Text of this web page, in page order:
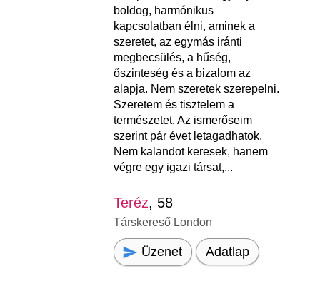
boldog, harmónikus
kapcsolatban élni, aminek a
szeretet, az egymás iránti
megbecsülés, a hűség,
őszinteség és a bizalom az
alapja. Nem szeretek szerepelni.
Szeretem és tisztelem a
természetet. Az ismerőseim
szerint pár évet letagadhatok.
Nem kalandot keresek, hanem
végre egy igazi társat,...
Teréz, 58
Társkereső London
Üzenet Adatlap